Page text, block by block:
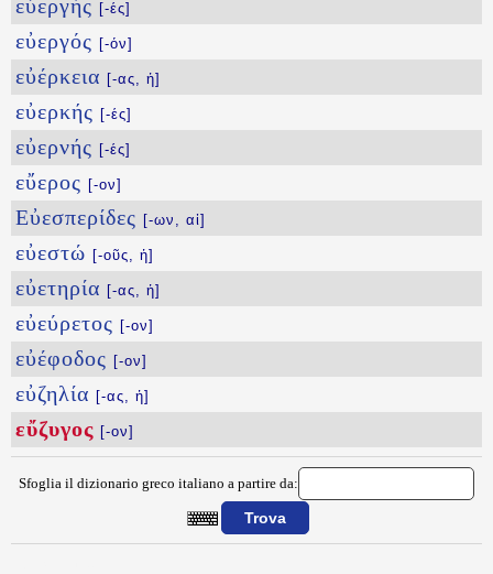
εὐεργής [-ές]
εὐεργός [-όν]
εὐέρκεια [-ας, ἡ]
εὐερκής [-ές]
εὐερνής [-ές]
εὔερος [-ον]
Εὐεσπερίδες [-ων, αἱ]
εὐεστώ [-οῦς, ἡ]
εὐετηρία [-ας, ἡ]
εὐεύρετος [-ον]
εὐέφοδος [-ον]
εὐζηλία [-ας, ἡ]
εὔζυγος [-ον]
Sfoglia il dizionario greco italiano a partire da: